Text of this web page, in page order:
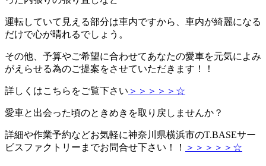
運転していて見える部分は車内ですから、車内が綺麗になる
だけで心が晴れるでしょう。
その他、予算やご希望に合わせてあなたの愛車を元気によみ
がえらせる為のご提案をさせていただきます！！
詳しくはこちらをご覧下さい ＞＞＞＞＞☆
愛車と出会った頃のときめきを取り戻しませんか？
詳細や作業予約などお気軽に神奈川県横浜市のT.BASEサー
ビスファクトリーまでお問合せ下さい！！
＞＞＞＞＞☆